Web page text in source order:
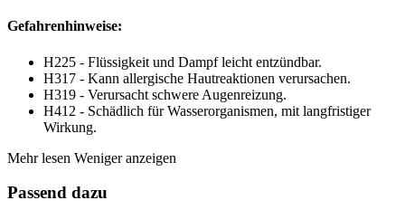
Gefahrenhinweise:
H225 - Flüssigkeit und Dampf leicht entzündbar.
H317 - Kann allergische Hautreaktionen verursachen.
H319 - Verursacht schwere Augenreizung.
H412 - Schädlich für Wasserorganismen, mit langfristiger
Wirkung.
Mehr lesen Weniger anzeigen
Passend dazu